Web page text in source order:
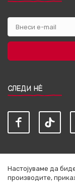
СЛЕДИ НЀ
Настојуваме да
производите,